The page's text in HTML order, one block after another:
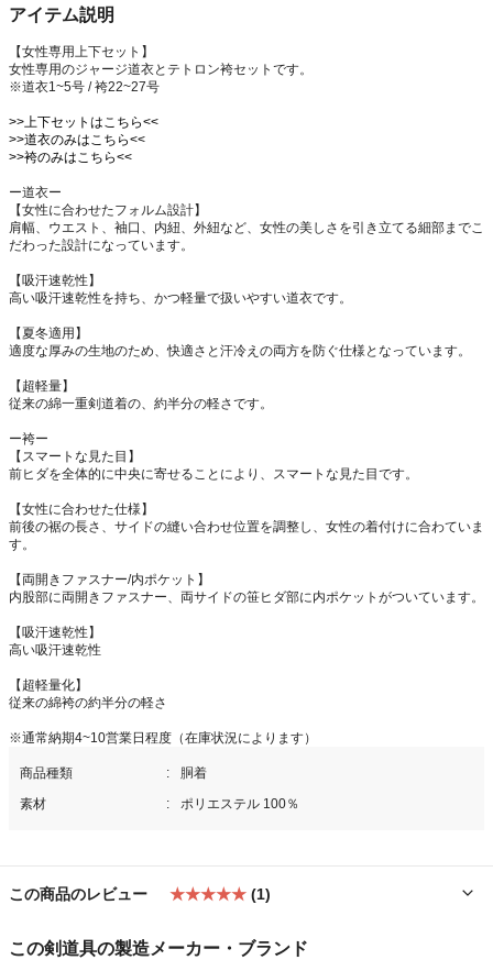
アイテム説明
【女性専用上下セット】
女性専用のジャージ道衣とテトロン袴セットです。
※道衣1~5号 / 袴22~27号
>>上下セットはこちら<<
>>道衣のみはこちら<<
>>袴のみはこちら<<
ー道衣ー
【女性に合わせたフォルム設計】
肩幅、ウエスト、袖口、内紐、外紐など、女性の美しさを引き立てる細部までこ
だわった設計になっています。
【吸汗速乾性】
高い吸汗速乾性を持ち、かつ軽量で扱いやすい道衣です。
【夏冬適用】
適度な厚みの生地のため、快適さと汗冷えの両方を防ぐ仕様となっています。
【超軽量】
従来の綿一重剣道着の、約半分の軽さです。
ー袴ー
【スマートな見た目】
前ヒダを全体的に中央に寄せることにより、スマートな見た目です。
【女性に合わせた仕様】
前後の裾の長さ、サイドの縫い合わせ位置を調整し、女性の着付けに合わていま
す。
【両開きファスナー/内ポケット】
内股部に両開きファスナー、両サイドの笹ヒダ部に内ポケットがついています。
【吸汗速乾性】
高い吸汗速乾性
【超軽量化】
従来の綿袴の約半分の軽さ
※通常納期4~10営業日程度（在庫状況によります）
商品種類
胴着
素材
ポリエステル 100％
この商品のレビュー ★★★★★ (1)
この剣道具の製造メーカー・ブランド